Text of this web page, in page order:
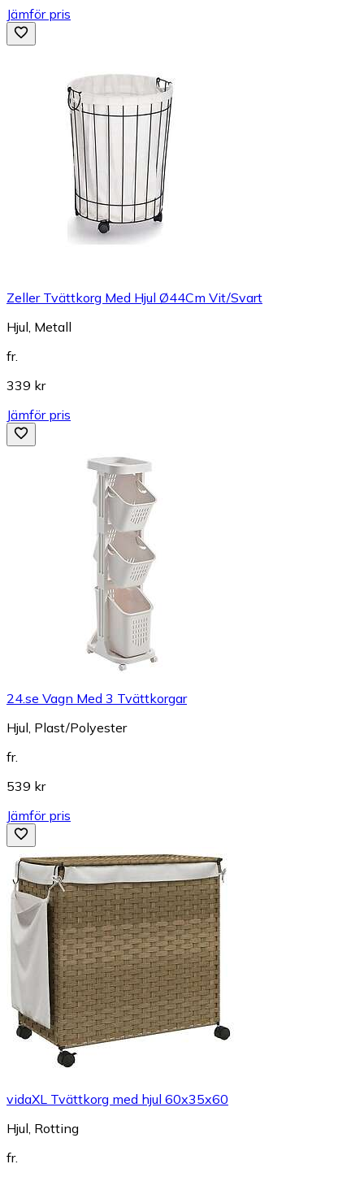
Jämför pris
Zeller Tvättkorg Med Hjul Ø44Cm Vit/Svart
Hjul, Metall
fr.
339 kr
Jämför pris
24.se Vagn Med 3 Tvättkorgar
Hjul, Plast/Polyester
fr.
539 kr
Jämför pris
vidaXL Tvättkorg med hjul 60x35x60
Hjul, Rotting
fr.